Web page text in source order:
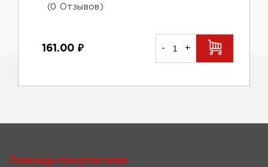
(0 Отзывов)
161.00 ₽ - +
Помощь покупателю